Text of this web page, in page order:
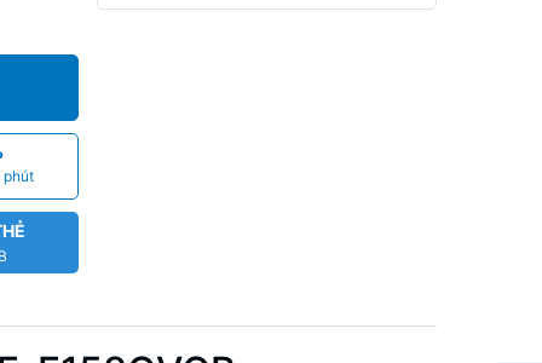
phút